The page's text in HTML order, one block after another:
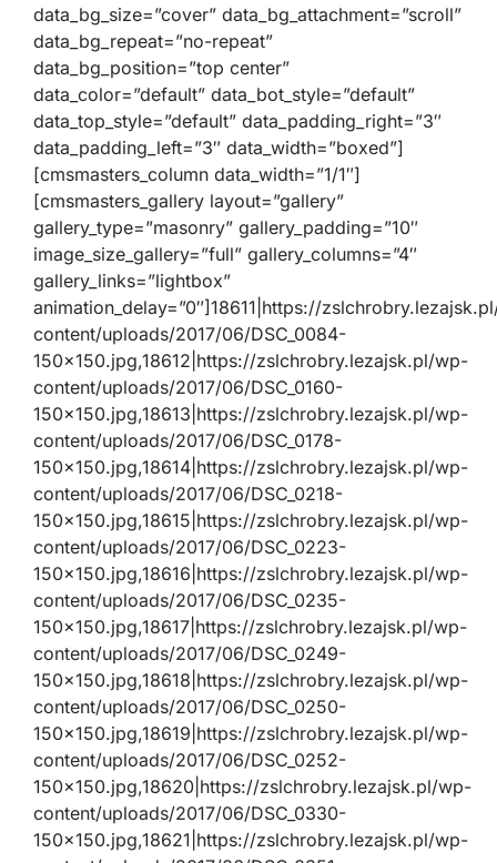
data_bg_size=”cover” data_bg_attachment=”scroll”
data_bg_repeat=”no-repeat”
data_bg_position=”top center”
data_color=”default” data_bot_style=”default”
data_top_style=”default” data_padding_right=”3″
data_padding_left=”3″ data_width=”boxed”]
[cmsmasters_column data_width=”1/1″]
[cmsmasters_gallery layout=”gallery”
gallery_type=”masonry” gallery_padding=”10″
image_size_gallery=”full” gallery_columns=”4″
gallery_links=”lightbox”
animation_delay=”0″]18611|https://
content/uploads/2017/06/DSC_0084-
150×150.jpg,18612|https://zslchrobry.lezajsk.pl/wp-
content/uploads/2017/06/DSC_0160-
150×150.jpg,18613|https://zslchrobry.lezajsk.pl/wp-
content/uploads/2017/06/DSC_0178-
150×150.jpg,18614|https://zslchrobry.lezajsk.pl/wp-
content/uploads/2017/06/DSC_0218-
150×150.jpg,18615|https://zslchrobry.lezajsk.pl/wp-
content/uploads/2017/06/DSC_0223-
150×150.jpg,18616|https://zslchrobry.lezajsk.pl/wp-
content/uploads/2017/06/DSC_0235-
150×150.jpg,18617|https://zslchrobry.lezajsk.pl/wp-
content/uploads/2017/06/DSC_0249-
150×150.jpg,18618|https://zslchrobry.lezajsk.pl/wp-
content/uploads/2017/06/DSC_0250-
150×150.jpg,18619|https://zslchrobry.lezajsk.pl/wp-
content/uploads/2017/06/DSC_0252-
150×150.jpg,18620|https://zslchrobry.lezajsk.pl/wp-
content/uploads/2017/06/DSC_0330-
150×150.jpg,18621|https://zslchrobry.lezajsk.pl/wp-